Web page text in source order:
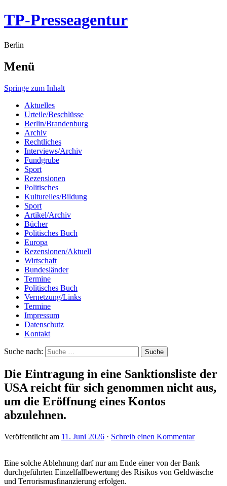
TP-Presseagentur
Berlin
Menü
Springe zum Inhalt
Aktuelles
Urteile/Beschlüsse
Berlin/Brandenburg
Archiv
Rechtliches
Interviews/Archiv
Fundgrube
Sport
Rezensionen
Politisches
Kulturelles/Bildung
Sport
Artikel/Archiv
Bücher
Politisches Buch
Europa
Rezensionen/Aktuell
Wirtschaft
Bundesländer
Termine
Politisches Buch
Vernetzung/Links
Termine
Impressum
Datenschutz
Kontakt
Suche nach:
Die Eintragung in eine Sanktionsliste der
USA reicht für sich genommen nicht aus,
um die Eröffnung eines Kontos
abzulehnen.
Veröffentlicht am 11. Juni 2026 · Schreib einen Kommentar
Eine solche Ablehnung darf nur am Ende einer von der Bank
durchgeführten Einzelfallbewertung des Risikos von Geldwäsche
und Terrorismusfinanzierung erfolgen.